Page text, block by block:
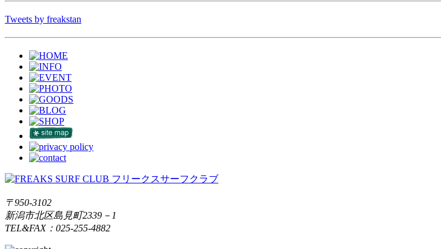
Tweets by freakstan
〒950-3102
新潟市北区島見町2339－1
TEL&FAX：025-255-4882